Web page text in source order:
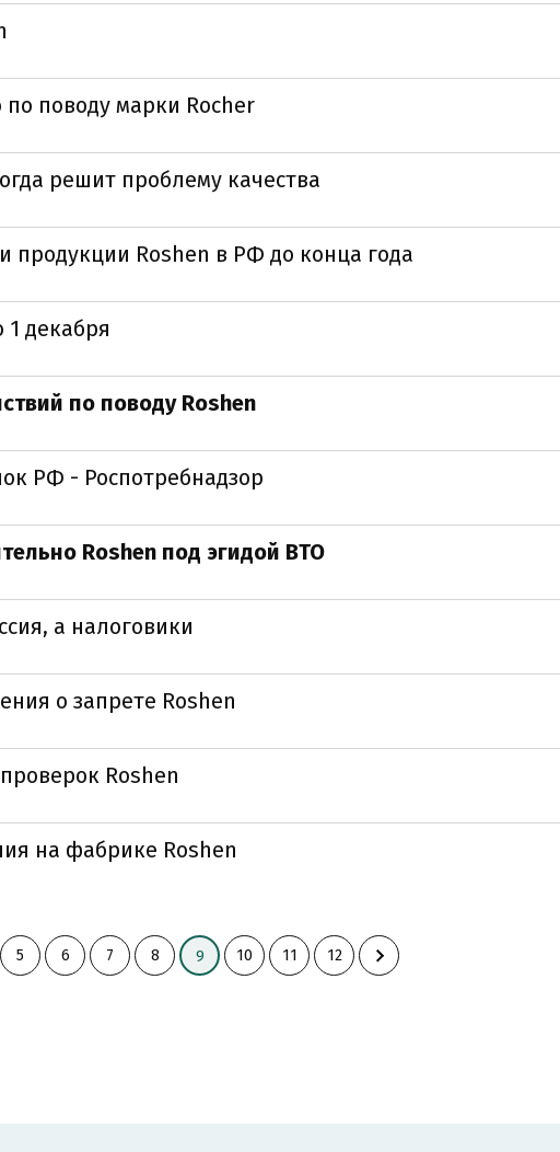
по поводу марки Rocher
решит проблему качества
продукции Roshen в РФ до конца года
декабря
по поводу Roshen
РФ - Роспотребнадзор
Roshen под эгидой ВТО
а налоговики
о запрете Roshen
Roshen
на фабрике Roshen
5 6 7 8 9 10 11 12